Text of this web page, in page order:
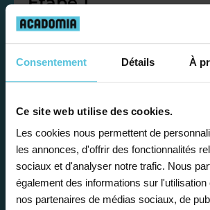
Consentement Détails À
Ce site web utilise des cookies.
Les cookies nous permettent de
les annonces, d'offrir des fonctionnalités
sociaux et d'analyser notre trafic. Nous
également des informations sur
nos partenaires de médias sociaux, de
Je vous propose
bilan
Gratuite et sans
première étape pour faire le
la situation scolaire de votre
besoins et vous préconiser la
plus adaptée.